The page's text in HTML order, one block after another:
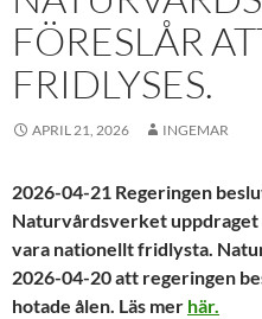
FÖRESLÅR
FRIDLYSES.
APRIL 21, 2026 INGEMAR
2026-04-21 Regeringen
Naturvårdsverket
vara nationellt fridlysta.
2026-04-20 att regeringen
hotade ålen. Läs mer här.